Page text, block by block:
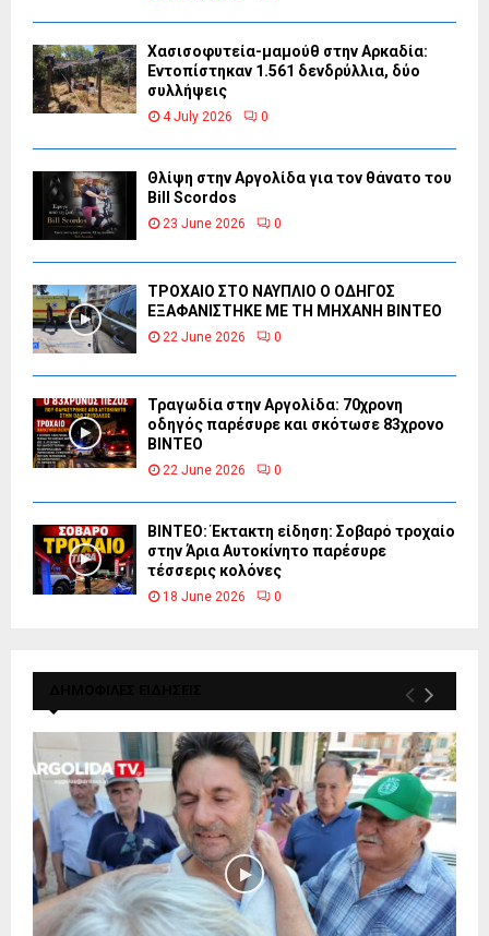
Χασισοφυτεία-μαμούθ στην Αρκαδία:
Εντοπίστηκαν 1.561 δενδρύλλια, δύο
συλλήψεις
4 July 2026 0
Θλίψη στην Αργολίδα για τον θάνατο του
Bill Scordos
23 June 2026 0
ΤΡΟΧΑΙΟ ΣΤΟ ΝΑΥΠΛΙΟ Ο ΟΔΗΓΟΣ
ΕΞΑΦΑΝΙΣΤΗΚΕ ΜΕ ΤΗ ΜΗΧΑΝΗ ΒΙΝΤΕΟ
22 June 2026 0
Τραγωδία στην Αργολίδα: 70χρονη
οδηγός παρέσυρε και σκότωσε 83χρονο
ΒΙΝΤΕΟ
22 June 2026 0
ΒΙΝΤΕΟ: Έκτακτη είδηση: Σοβαρό τροχαίο
στην Άρια Αυτοκίνητο παρέσυρε
τέσσερις κολόνες
18 June 2026 0